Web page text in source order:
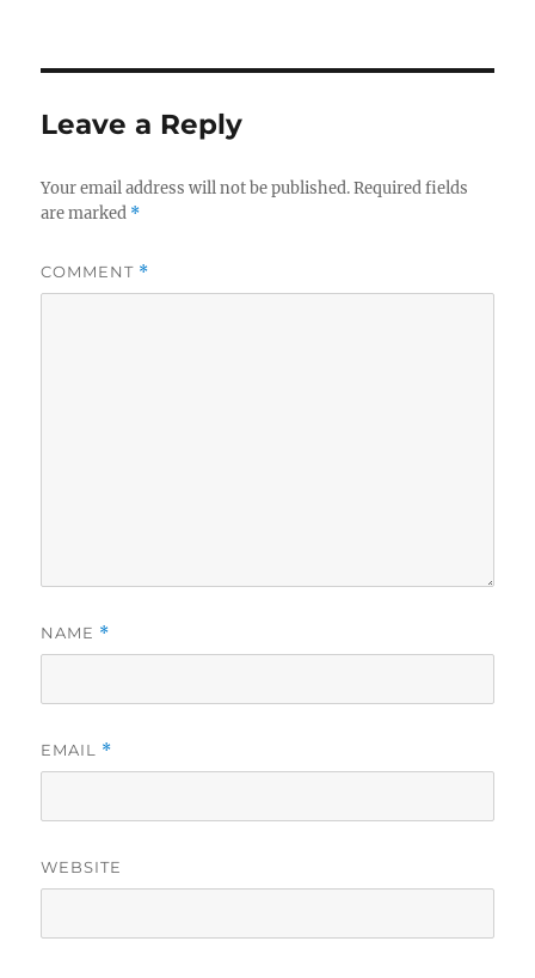
Leave a Reply
Your email address will not be published. Required fields
are marked *
COMMENT *
NAME *
EMAIL *
WEBSITE